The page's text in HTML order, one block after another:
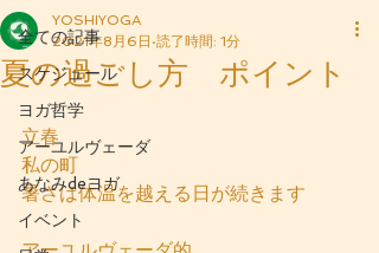
全ての記事
スケジュール
ヨガ哲学
アーユルヴェーダ
あなみdeヨガ
イベント
夏の過ごし方 ポイント
YOSHIYOGA
2021年8月6日 読了時間: 1分
立春
私の町
暑さは体温を越える日が続きます